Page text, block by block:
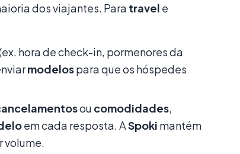
dos viajantes. Para travel e
hora de check-in, pormenores da
modelospara que os hóspedes
ou comodidades
em cada resposta. ASpoki mantém